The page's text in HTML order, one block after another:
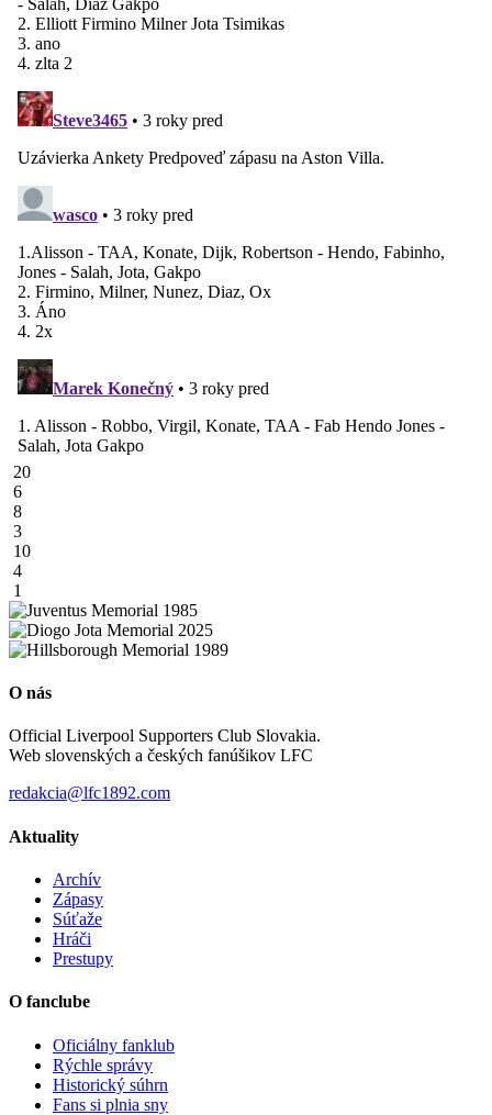
20
6
8
3
10
4
1
O nás
Official Liverpool Supporters Club Slovakia.
Web slovenských a českých fanúšikov LFC
redakcia@lfc1892.com
Aktuality
Archív
Zápasy
Súťaže
Hráči
Prestupy
O fanclube
Oficiálny fanklub
Rýchle správy
Historický súhrn
Fans si plnia sny